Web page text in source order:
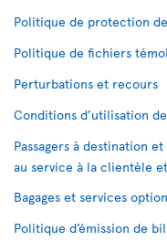
Politique de protection
Politique de fichiers
Perturbations et recours
Conditions d’utilisation
Passagers à destination
au service à la clientèle
Bagages et services
Politique d’émission de